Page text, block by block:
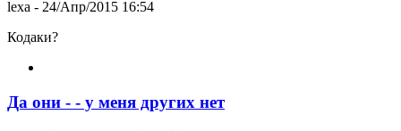
lexa - 24/Апр/2015 16:54
Кодаки?
Да они - - у меня других нет